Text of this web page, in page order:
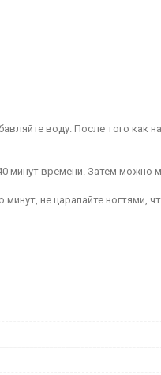
воду. После того как
минут времени. Затем можно
не царапайте ногтями,